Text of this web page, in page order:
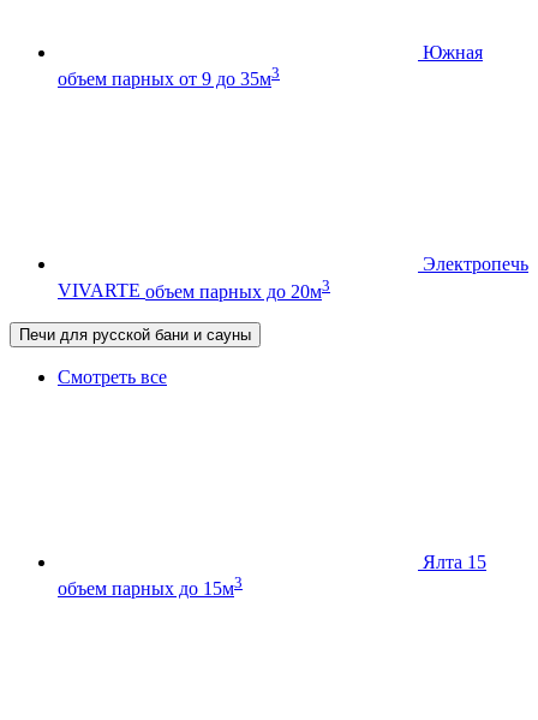
Южная
объем парных от 9 до 35м3
Электропечь
VIVARTE объем парных до 20м3
Печи для русской бани и сауны
Смотреть все
Ялта 15
объем парных до 15м3